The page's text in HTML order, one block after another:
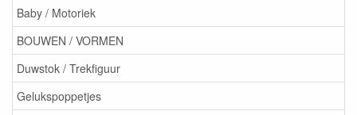
Baby / Motoriek
BOUWEN / VORMEN
Duwstok / Trekfiguur
Gelukspoppetjes